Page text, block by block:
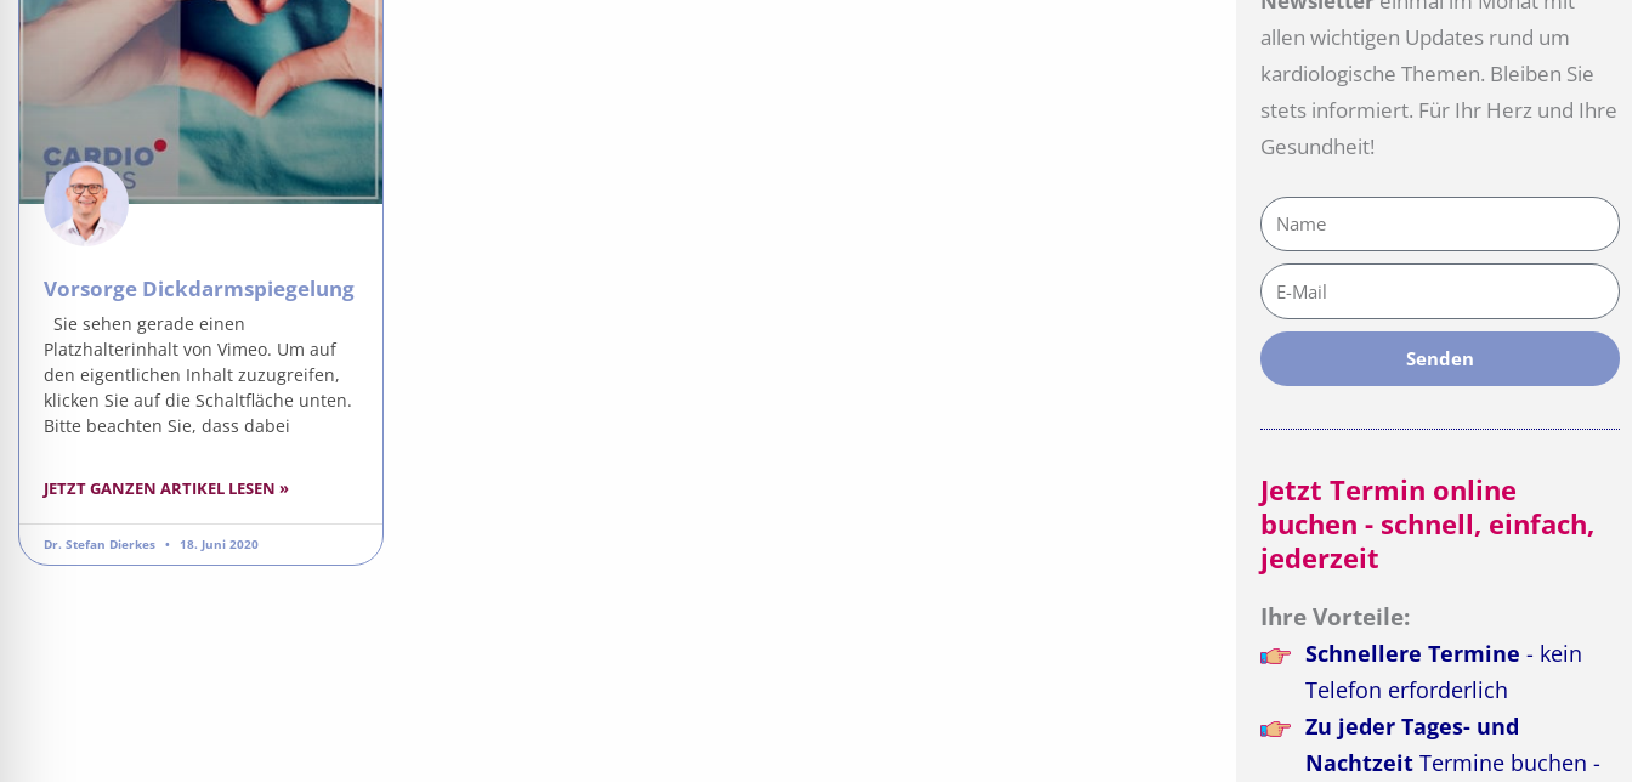
Vorsorge Dickdarmspiegelung
Sie sehen gerade einen
Platzhalterinhalt von Vimeo. Um auf
den eigentlichen Inhalt zuzugreifen,
klicken Sie auf die Schaltfläche unten.
Bitte beachten Sie, dass dabei
JETZT GANZEN ARTIKEL LESEN »
Dr. Stefan Dierkes 18. Juni 2020
allen wichtigen Updates rund um
kardiologische Themen. Bleiben Sie
stets informiert. Für Ihr Herz und Ihre
Gesundheit!
Name
E-
Mail
Senden
Jetzt Termin online
buchen - schnell, einfach,
jederzeit
Ihre Vorteile:
Schnellere Termine - kein
Telefon erforderlich
Zu jeder Tages- und
NachtzeitTermine buchen -